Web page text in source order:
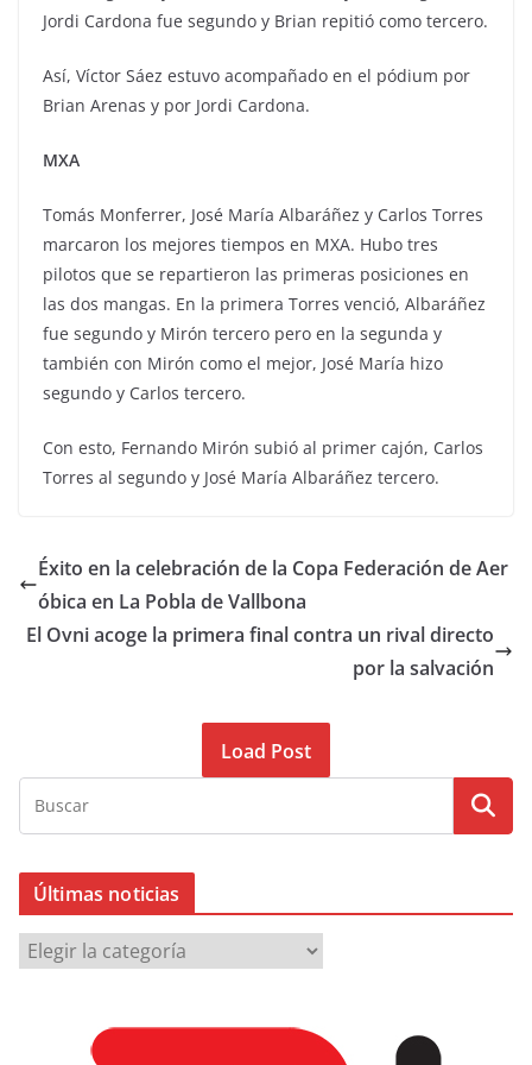
Jordi Cardona fue segundo y Brian repitió como tercero.
Así, Víctor Sáez estuvo acompañado en el pódium por
Brian Arenas y por Jordi Cardona.
MXA
Tomás Monferrer, José María Albaráñez y Carlos Torres
marcaron los mejores tiempos en MXA. Hubo tres
pilotos que se repartieron las primeras posiciones en
las dos mangas. En la primera Torres venció, Albaráñez
fue segundo y Mirón tercero pero en la segunda y
también con Mirón como el mejor, José María hizo
segundo y Carlos tercero.
Con esto, Fernando Mirón subió al primer cajón, Carlos
Torres al segundo y José María Albaráñez tercero.
Éxito en la celebración de la Copa Federación de Aer
óbica en La Pobla de Vallbona
El Ovni acoge la primera final contra un rival directo
por la salvación
Load Post
Últimas noticias
Ú
l